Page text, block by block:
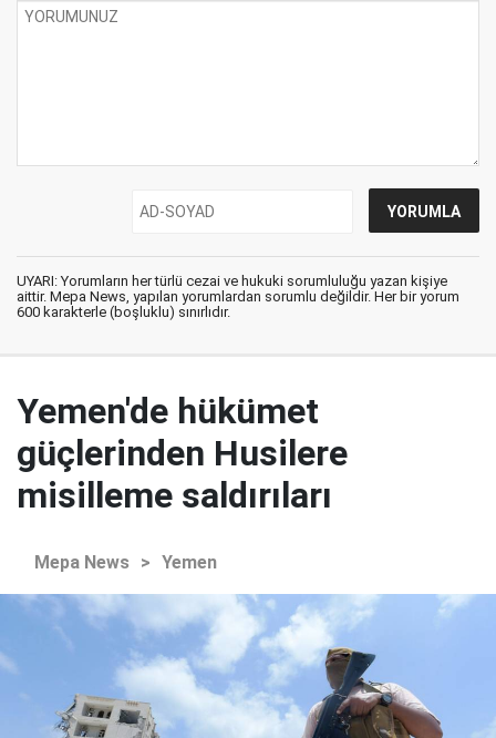
UYARI: Yorumların her türlü cezai ve hukuki sorumluluğu yazan kişiye
aittir. Mepa News, yapılan yorumlardan sorumlu değildir. Her bir yorum
600 karakterle (boşluklu) sınırlıdır.
Yemen'de hükümet
güçlerinden Husilere
misilleme saldırıları
Mepa News > Yemen